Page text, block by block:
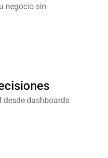
negocio sin
desde dashboards